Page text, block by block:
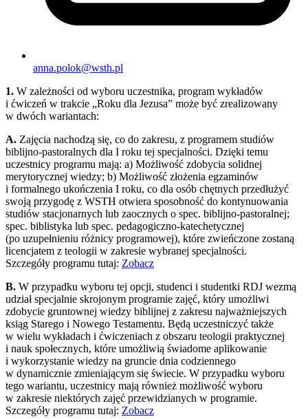
anna.polok@wsth.pl
1. W zależności od wyboru uczestnika, program wykładów
i ćwiczeń w trakcie „Roku dla Jezusa” może być zrealizowany
w dwóch wariantach:
A. Zajęcia nachodzą się, co do zakresu, z programem studiów
biblijno-pastoralnych dla I roku tej specjalności. Dzięki temu
uczestnicy programu mają: a) Możliwość zdobycia solidnej
merytorycznej wiedzy; b) Możliwość złożenia egzaminów
i formalnego ukończenia I roku, co dla osób chętnych przedłużyć
swoją przygodę z WSTH otwiera sposobność do kontynuowania
studiów stacjonarnych lub zaocznych o spec. biblijno-pastoralnej;
spec. biblistyka lub spec. pedagogiczno-katechetycznej
(po uzupełnieniu różnicy programowej), które zwieńczone zostaną
licencjatem z teologii w zakresie wybranej specjalności.
Szczegóły programu tutaj: Zobacz
B. W przypadku wyboru tej opcji, studenci i studentki RDJ wezmą
udział specjalnie skrojonym programie zajęć, który umożliwi
zdobycie gruntownej wiedzy biblijnej z zakresu najważniejszych
ksiąg Starego i Nowego Testamentu. Będą uczestniczyć także
w wielu wykładach i ćwiczeniach z obszaru teologii praktycznej
i nauk społecznych, które umożliwią świadome aplikowanie
i wykorzystanie wiedzy na gruncie dnia codziennego
w dynamicznie zmieniającym się świecie. W przypadku wyboru
tego wariantu, uczestnicy mają również możliwość wyboru
w zakresie niektórych zajęć przewidzianych w programie.
Szczegóły programu tutaj: Zobacz